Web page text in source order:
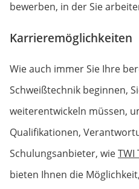
bewerben, in der Sie
Karrieremöglichkeiten
Wie auch immer Sie Ihre
Schweißtechnik beginnen,
weiterentwickeln müssen,
Qualifikationen,
Schulungsanbieter, wieTWI
bieten Ihnen die